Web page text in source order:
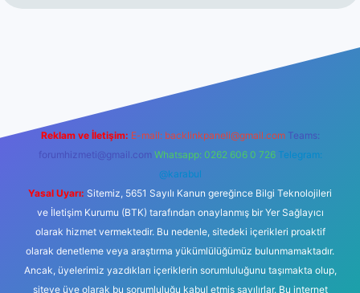
Reklam ve İletişim: E-mail: backlinkpaneli@gmail.com Teams:
forumhizmeti@gmail.com Whatsapp: 0262 606 0 726 Telegram:
@karabul
Yasal Uyarı: Sitemiz, 5651 Sayılı Kanun gereğince Bilgi Teknolojileri
ve İletişim Kurumu (BTK) tarafından onaylanmış bir Yer Sağlayıcı
olarak hizmet vermektedir. Bu nedenle, sitedeki içerikleri proaktif
olarak denetleme veya araştırma yükümlülüğümüz bulunmamaktadır.
Ancak, üyelerimiz yazdıkları içeriklerin sorumluluğunu taşımakta olup,
siteye üye olarak bu sorumluluğu kabul etmiş sayılırlar. Bu internet